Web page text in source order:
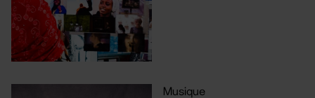
Musique